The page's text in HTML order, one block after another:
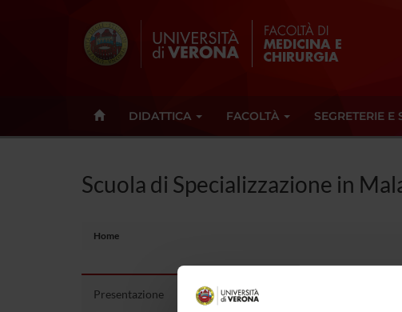
DIDATTICA FACOLTÀ SEGRETERIE E
Scuola di Specializzazione in
Home
Presentazione
Scuola